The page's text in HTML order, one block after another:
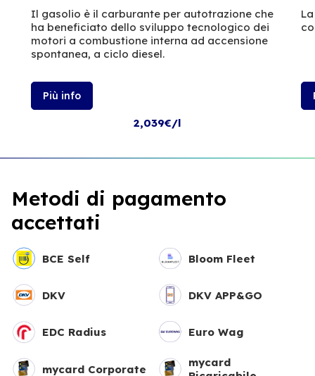
Il gasolio è il carburante per autotrazione che
ha beneficiato dello sviluppo tecnologico dei
motori a combustione interna ad accensione
spontanea, a ciclo diesel.
Più info
2,039€/l
Metodi di pagamento
accettati
BCE Self Bloom Fleet
DKV DKV APP&GO
EDC Radius Euro Wag
mycard Corporate
mycard